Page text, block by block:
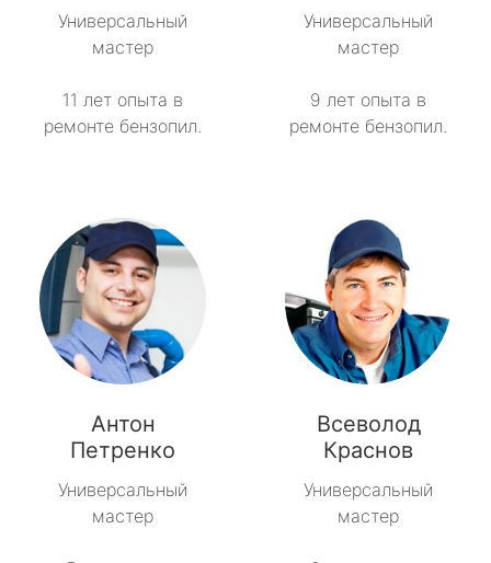
Универсальный
мастер
11 лет опыта в
ремонте бензопил.
Универсальный
мастер
9 лет опыта в
ремонте бензопил.
Антон
Петренко
Универсальный
мастер
Всеволод
Краснов
Универсальный
мастер